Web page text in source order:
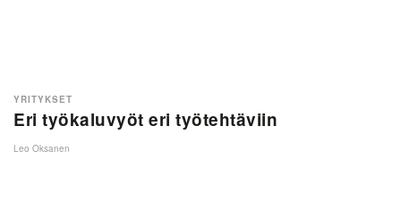
Eri työkaluvyöt eri työtehtäviin
YRITYKSET
Leo Oksanen